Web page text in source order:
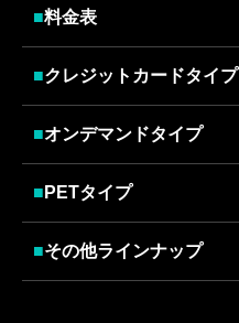
■料金表
■クレジットカードタイプ
■オンデマンドタイプ
■ PETタイプ
■その他ラインナップ